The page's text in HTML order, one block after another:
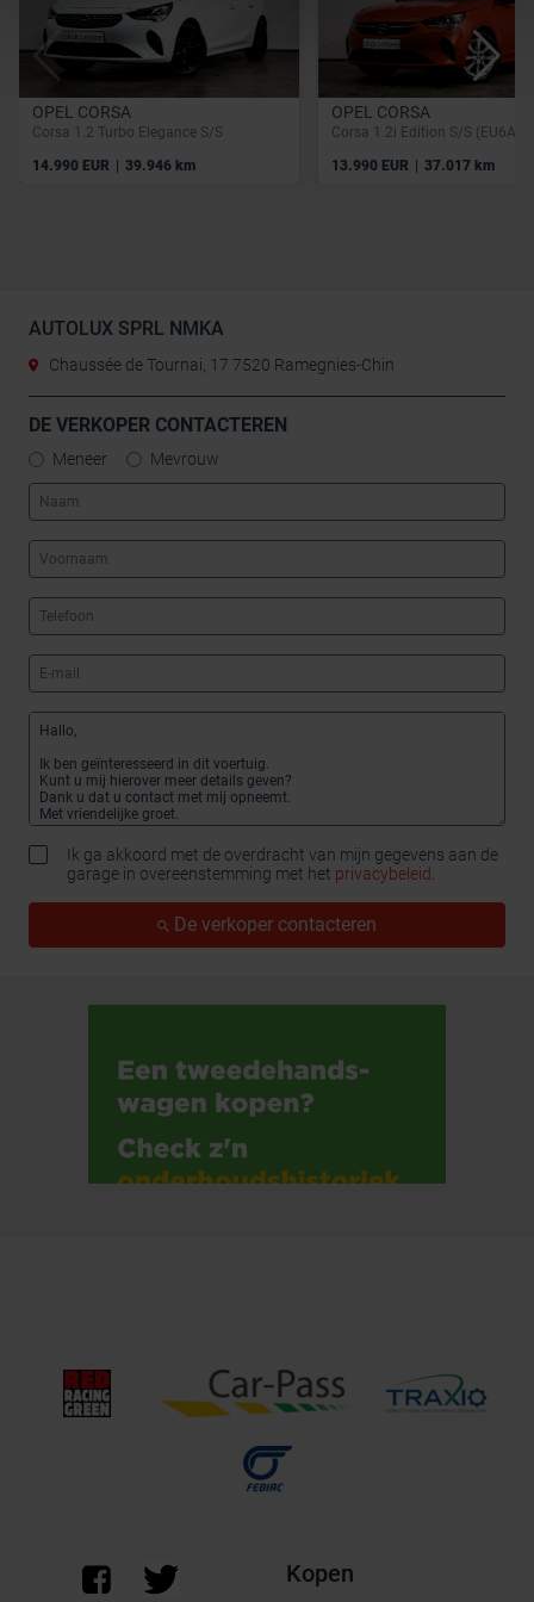
OPEL CORSA
Corsa 1.2 Turbo Elegance S/S
14.990 EUR | 39.946 km
OPEL CORSA
Corsa 1.2i Edition S/S (EU6AP)
13.990 EUR | 37.017 km
AUTOLUX SPRL NMKA
Chaussée de Tournai, 17 7520 Ramegnies-Chin
DE VERKOPER CONTACTEREN
Meneer Mevrouw
Ik ga akkoord met de overdracht van mijn gegevens aan de
garage in overeenstemming met het privacybeleid.
De verkoper contacteren
Kopen